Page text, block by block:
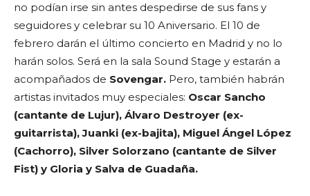
no podían irse sin antes despedirse de sus fans y
seguidores y celebrar su 10 Aniversario. El 10 de
febrero darán el último concierto en Madrid y no lo
harán solos. Será en la sala Sound Stage y estarán a
acompañados de Sovengar. Pero, también habrán
artistas invitados muy especiales: Oscar Sancho
(cantante de Lujur), Álvaro Destroyer (ex-
guitarrista), Juanki (ex-bajita), Miguel Ángel López
(Cachorro), Silver Solorzano (cantante de Silver
Fist) y Gloria y Salva de Guadaña.